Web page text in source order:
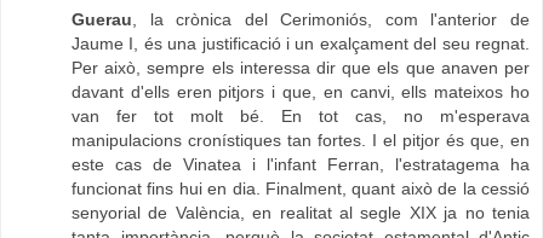
Guerau , la crònica del Cerimoniós, com l'anterior de
Jaume I, és una justificació i un exalçament del seu regnat.
Per això, sempre els interessa dir que els que anaven per
davant d'ells eren pitjors i que, en canvi, ells mateixos ho
van fer tot molt bé. En tot cas, no m'esperava
manipulacions cronístiques tan fortes. I el pitjor és que, en
este cas de Vinatea i l'infant Ferran, l'estratagema ha
funcionat fins hui en dia. Finalment, quant això de la cessió
senyorial de València, en realitat al segle XIX ja no tenia